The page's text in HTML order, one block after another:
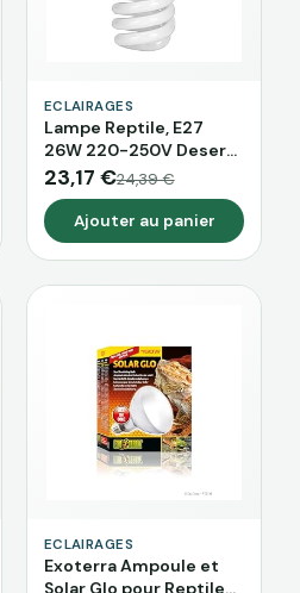
ECLAIRAGES
Lampe Reptile, E27
26W 220-250V Desert
Reptile Terrarium
Ampoule UVB Calcium
Ultraviolet Lampe pour
Lézard Tortue Serpents
Plantes Succulentes
23,17 €24,39 €
Ajouter au panier
ECLAIRAGES
Exoterra Ampoule et